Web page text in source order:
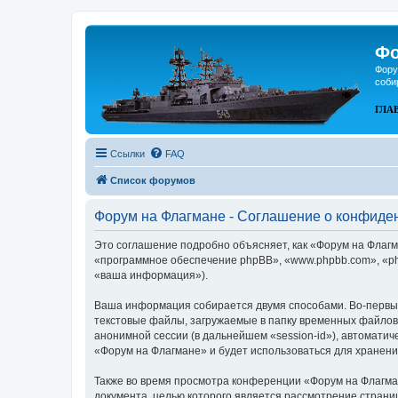
Ссылки FAQ
Список форумов
Форум на Флагмане - Соглашение о
Это соглашение подробно объясняет, как «Форум на
«программное обеспечение phpBB», «www.phpbb.com»,
«ваша информация»).
Ваша информация собирается двумя способами. Во-
текстовые файлы, загружаемые в папку временных
анонимной сессии (в дальнейшем «session-id»),
«Форум на Флагмане» и будет использоваться для
Также во время просмотра конференции «Форум на